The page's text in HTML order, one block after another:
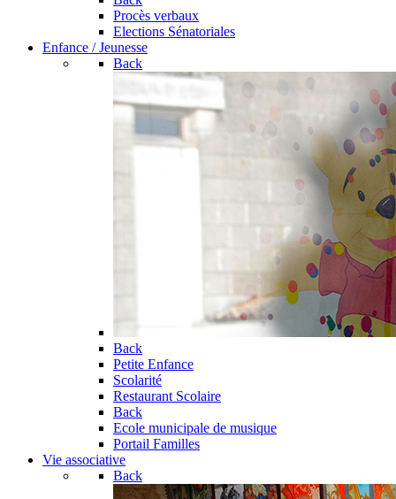
Procès verbaux
Elections Sénatoriales
Enfance / Jeunesse
Back
Back
Petite Enfance
Scolarité
Restaurant Scolaire
Back
Ecole municipale de musique
Portail Familles
Vie associative
Back